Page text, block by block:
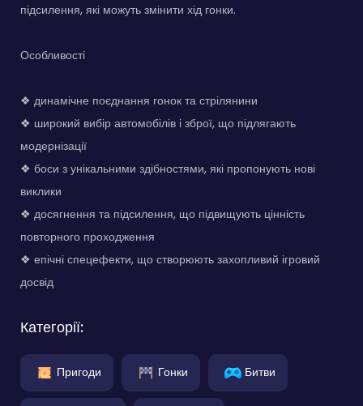
підсилення, які можуть змінити хід гонки.
Особливості
❖ динамічне поєднання гонок та стрілянини
❖ широкий вибір автомобілів і зброї, що підлягають
модернізації
❖ боси з унікальними здібностями, які пропонують нові
виклики
❖ досягнення та підсилення, що підвищують цінність
повторного проходження
❖ епічні спецефекти, що створюють захопливий ігровий
досвід
Категорії:
Пригоди Гонки Битви